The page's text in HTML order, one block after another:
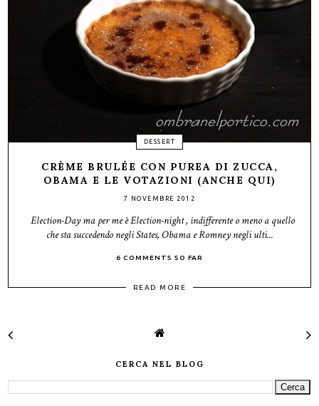
DESSERT
CRÈME BRULÉE CON PUREA DI ZUCCA,
OBAMA E LE VOTAZIONI (ANCHE QUI)
7 NOVEMBRE 2012
Election-Day ma per me è Election-night , indifferente o meno a quello
che sta succedendo negli States, Obama e Romney negli ulti...
6 COMMENTS SO FAR
READ MORE
CERCA NEL BLOG